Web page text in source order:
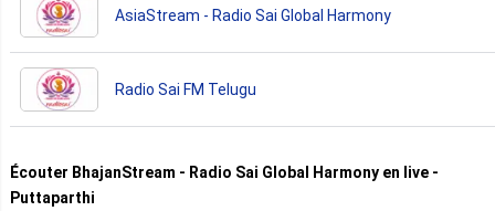
AsiaStream - Radio Sai Global Harmony
Radio Sai FM Telugu
Écouter BhajanStream - Radio Sai Global Harmony en live -
Puttaparthi